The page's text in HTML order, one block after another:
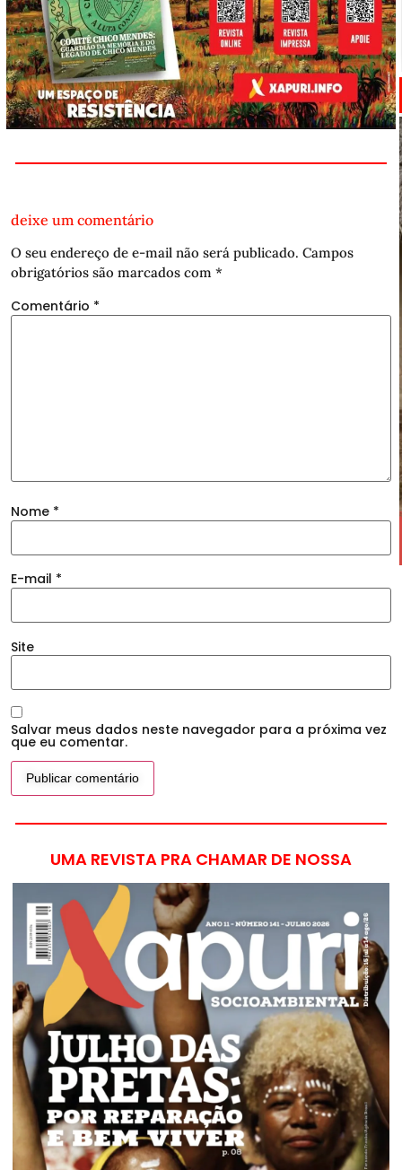
deixe um comentário
O seu endereço de e-mail não será publicado. Campos
obrigatórios são marcados com *
Comentário *
Nome *
E-mail *
Site
Salvar meus dados neste navegador para a próxima vez
que eu comentar.
UMA REVISTA PRA CHAMAR DE NOSSA